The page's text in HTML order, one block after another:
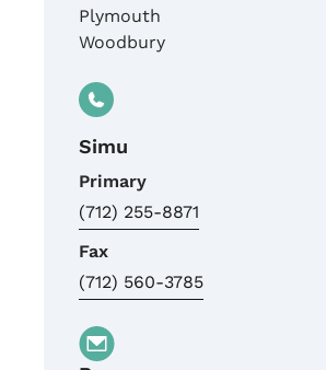
Plymouth
Woodbury
Simu
Primary
(712) 255-8871
Fax
(712) 560-3785